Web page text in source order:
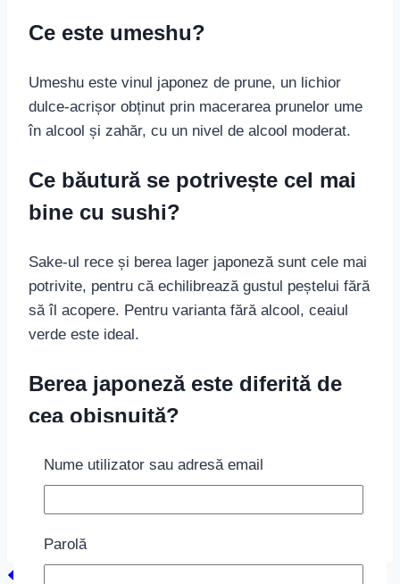
Ce este umeshu?
Umeshu este vinul japonez de prune, un lichior
dulce-acrișor obținut prin macerarea prunelor ume
în alcool și zahăr, cu un nivel de alcool moderat.
Ce băutură se potrivește cel mai
bine cu sushi?
Sake-ul rece și berea lager japoneză sunt cele mai
potrivite, pentru că echilibrează gustul peștelui fără
să îl acopere. Pentru varianta fără alcool, ceaiul
verde este ideal.
Berea japoneză este diferită de
cea obișnuită?
Da, este de regulă o lager ușoară și crocantă, cu
final curat, gândită special să însoțească
mâncarea japoneză fără a domina gusturile.
Nume utilizator sau adresă email
Parolă